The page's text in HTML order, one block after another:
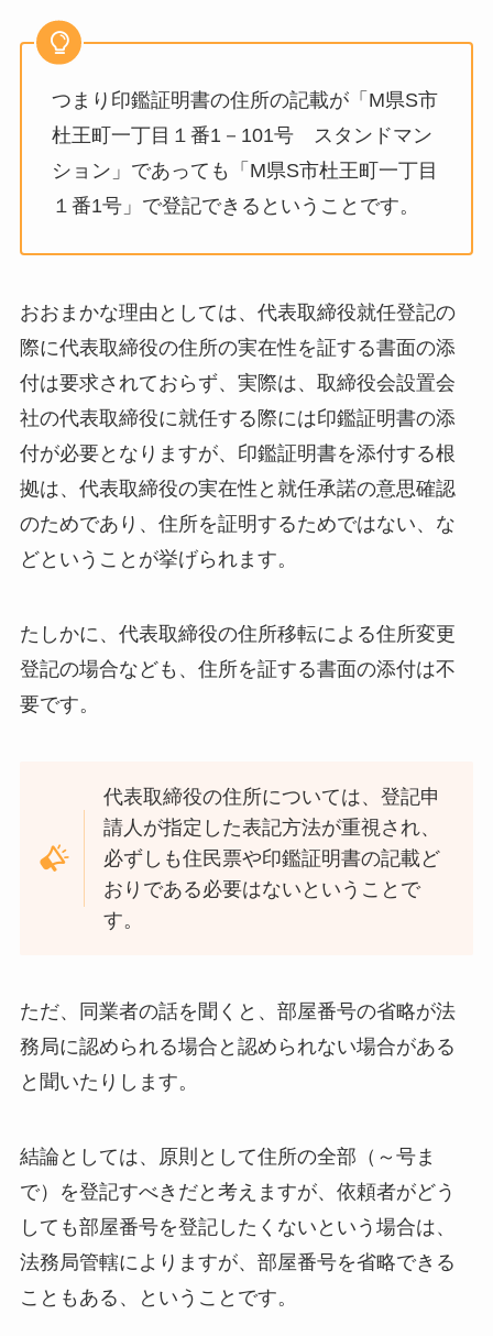
つまり印鑑証明書の住所の記載が「M県S市
杜王町一丁目１番1－101号 スタンドマン
ション」であっても「M県S市杜王町一丁目
１番1号」で登記できるということです。
おおまかな理由としては、代表取締役就任登記の
際に代表取締役の住所の実在性を証する書面の添
付は要求されておらず、実際は、取締役会設置会
社の代表取締役に就任する際には印鑑証明書の添
付が必要となりますが、印鑑証明書を添付する根
拠は、代表取締役の実在性と就任承諾の意思確認
のためであり、住所を証明するためではない、な
どということが挙げられます。
たしかに、代表取締役の住所移転による住所変更
登記の場合なども、住所を証する書面の添付は不
要です。
代表取締役の住所については、登記申
請人が指定した表記方法が重視され、
必ずしも住民票や印鑑証明書の記載ど
おりである必要はないということで
す。
ただ、同業者の話を聞くと、部屋番号の省略が法
務局に認められる場合と認められない場合がある
と聞いたりします。
結論としては、原則として住所の全部（～号ま
で）を登記すべきだと考えますが、依頼者がどう
しても部屋番号を登記したくないという場合は、
法務局管轄によりますが、部屋番号を省略できる
こともある、ということです。